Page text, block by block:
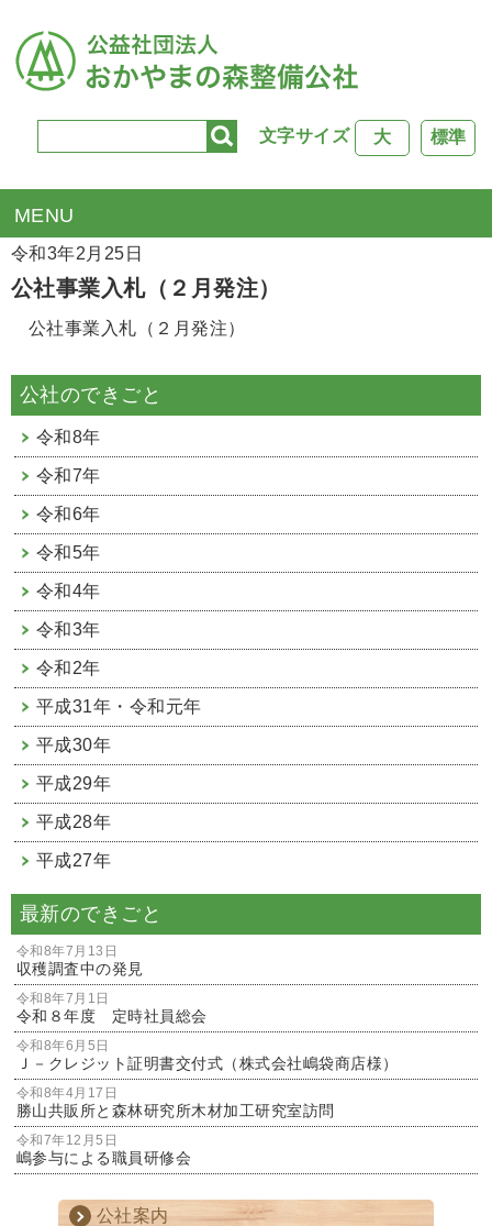
文字サイズ 標準
大
TOP>公社行事
令和3年2月25日
公社事業入札（２月発注）
公社事業入札（２月発注）
公社のできごと
令和8年
令和7年
令和6年
令和5年
令和4年
令和3年
令和2年
平成31年・令和元年
平成30年
平成29年
平成28年
平成27年
最新のできごと
令和8年7月13日
収穫調査中の発見
令和8年7月1日
令和８年度 定時社員総会
令和8年6月5日
Ｊ－クレジット証明書交付式（株式会社嶋袋商店様）
令和8年4月17日
勝山共販所と森林研究所木材加工研究室訪問
令和7年12月5日
嶋参与による職員研修会
公社案内